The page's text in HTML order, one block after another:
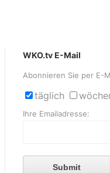
WKO.tv E-Mail
Abonnieren Sie per E-
täglich
Ihre Emailadresse:
Submit